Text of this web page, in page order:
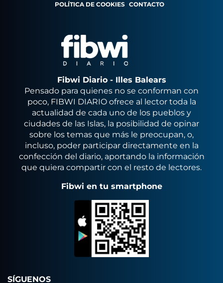
POLÍTICA DE COOKIES CONTACTO
Fibwi Diario - Illes Balears
Pensado para quienes no se conforman con
poco, FIBWI DIARIO ofrece al lector toda la
actualidad de cada uno de los pueblos y
ciudades de las Islas, la posibilidad de opinar
sobre los temas que más le preocupan, o,
incluso, poder participar directamente en la
confección del diario, aportando la información
que quiera compartir con el resto de lectores.
Fibwi en tu smartphone
SÍGUENOS